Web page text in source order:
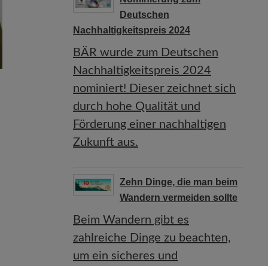
Deutschen
Nachhaltigkeitspreis 2024
BÄR wurde zum Deutschen
Nachhaltigkeitspreis 2024
nominiert! Dieser zeichnet sich
durch hohe Qualität und
Förderung einer nachhaltigen
Zukunft aus.
Zehn Dinge, die man beim
Wandern vermeiden sollte
Beim Wandern gibt es
zahlreiche Dinge zu beachten,
um ein sicheres und